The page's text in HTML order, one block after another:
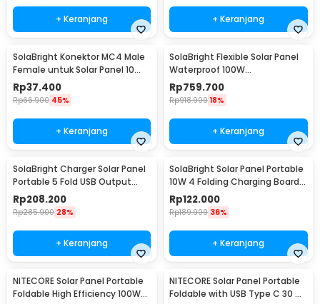
+ Keranjang + Keranjang
SolaBright Konektor MC4 Male
Female untuk Solar Panel 10
Pasang
Rp37.400
Rp66.900 45%
+ Keranjang
SolaBright Flexible Solar Panel
Waterproof 100W
540x3x1060mm - PV-XC502
Rp759.700
Rp918.900 18%
+ Keranjang
SolaBright Charger Solar Panel
Portable 5 Fold USB Output
Port 9W 5V - KER-SO1
Rp208.200
Rp285.900 28%
+ Keranjang
SolaBright Solar Panel Portable
10W 4 Folding Charging Board -
K-10
Rp122.000
Rp189.900 36%
+ Keranjang
NITECORE Solar Panel Portable
Foldable High Efficiency 100W
NITECORE Solar Panel Portable
Foldable with USB Type C 30 W